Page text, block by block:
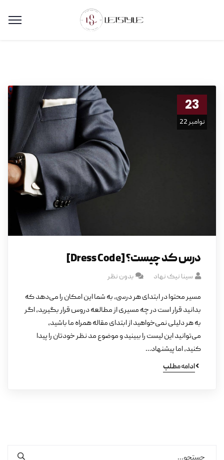
23
نوامبر 22
درس کد چیست؟ [Dress Code]
سینا نیک نهاد بدون نظر
مسیر محتوا در ابتدای هر درسی، به شما این امکان را می‌دهد که
بدانید قرار است در چه مسیری از مطالعه دروس قرار بگیرید، اگر
به هر دلیلی نمی‌خواهید از ابتدای مقاله همراه ما باشید،
می‌توانید این لیست را ببینید و موضوع مد نظر خودتان را پیدا
کنید، اما پیشنهاد…
ادامه مطلب